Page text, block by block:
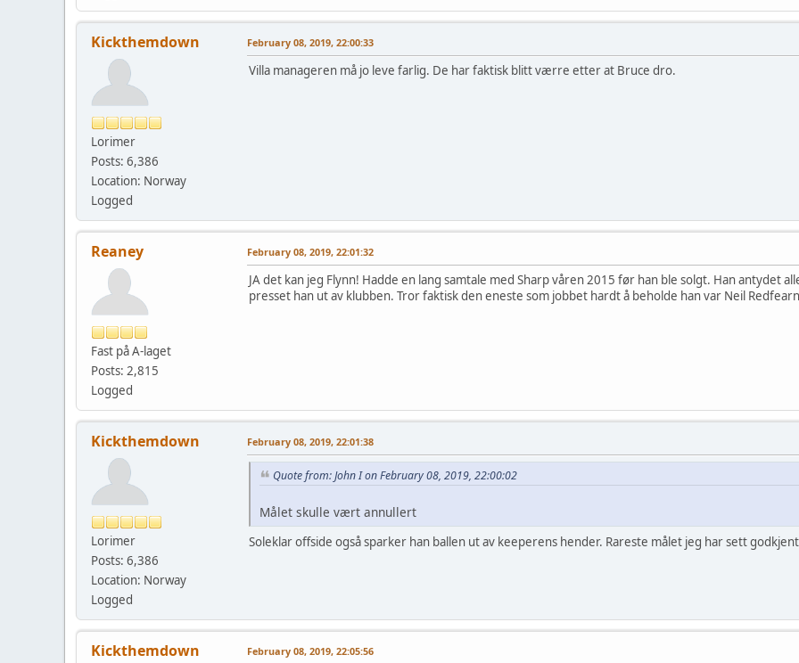
Kickthemdown
Lorimer
Posts: 6,386
Location: Norway
Logged
February 08, 2019, 22:00:33
Villa manageren må jo leve farlig. De har faktisk blitt værre etter at Bruce dro.
Reaney
Fast på A-laget
Posts: 2,815
Logged
February 08, 2019, 22:01:32
JA det kan jeg Flynn! Hadde en lang samtale med Sharp våren 2015 før han ble solgt. Han antydet
presset han ut av klubben. Tror faktisk den eneste som jobbet hardt å beholde han var Neil
Kickthemdown
Lorimer
Posts: 6,386
Location: Norway
Logged
February 08, 2019, 22:01:38
Quote from: John I on February 08, 2019, 22:00:02
Målet skulle vært annullert
Soleklar offside også sparker han ballen ut av keeperens hender. Rareste målet jeg har sett
Kickthemdown February 08, 2019, 22:05:56